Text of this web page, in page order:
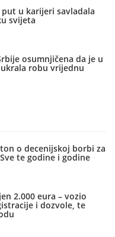
u karijeri savladala
svijeta
osumnjičena da je u
ukrala robu vrijednu
o decenijskoj borbi za
te godine i godine
2.000 eura – vozio
i dozvole, te